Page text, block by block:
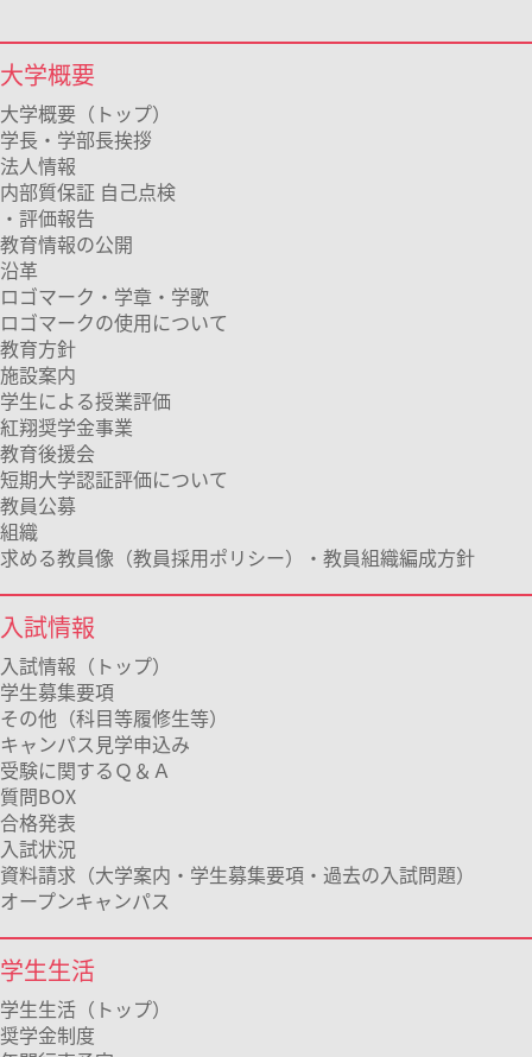
大学概要
大学概要（トップ）
学長・学部長挨拶
法人情報
内部質保証 自己点検
・評価報告
教育情報の公開
沿革
ロゴマーク・学章・学歌
ロゴマークの使用について
教育方針
施設案内
学生による授業評価
紅翔奨学金事業
教育後援会
短期大学認証評価について
教員公募
組織
求める教員像（教員採用ポリシー）・教員組織編成方針
入試情報
入試情報（トップ）
学生募集要項
その他（科目等履修生等）
キャンパス見学申込み
受験に関するＱ＆Ａ
質問BOX
合格発表
入試状況
資料請求（大学案内・学生募集要項・過去の入試問題）
オープンキャンパス
学生生活
学生生活（トップ）
奨学金制度